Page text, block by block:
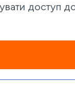
доступ